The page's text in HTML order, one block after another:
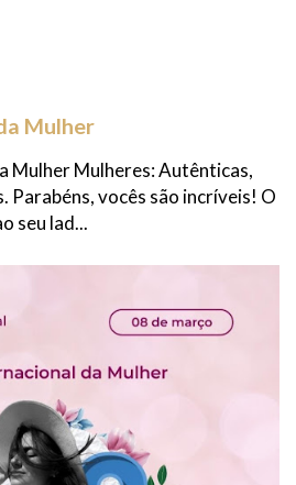
Mulher
Mulher Mulheres: Autênticas,
vocês são incríveis! O
seu lad...